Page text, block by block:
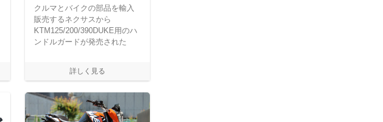
クルマとバイクの部品を輸入
販売するネクサスから
KTM125/200/390DUKE用のハ
ンドルガードが発売された